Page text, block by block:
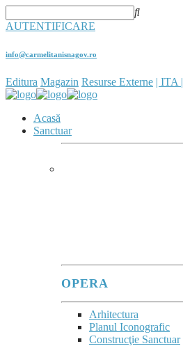
AUTENTIFICARE
info@carmelitanisnagov.ro
Editura Magazin Resurse Externe | ITA |
Acasă
Sanctuar
OPERA
Arhitectura
Planul Iconografic
Construcţie Sanctuar